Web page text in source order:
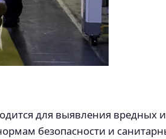
для выявления вредных
безопасности и